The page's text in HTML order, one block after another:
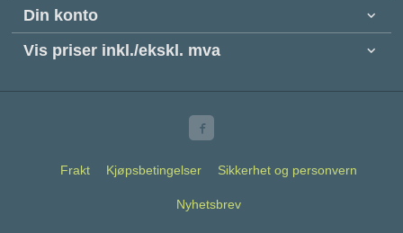
Din konto
Vis priser inkl./ekskl. mva
Frakt Kjøpsbetingelser Sikkerhet og personvern
Nyhetsbrev